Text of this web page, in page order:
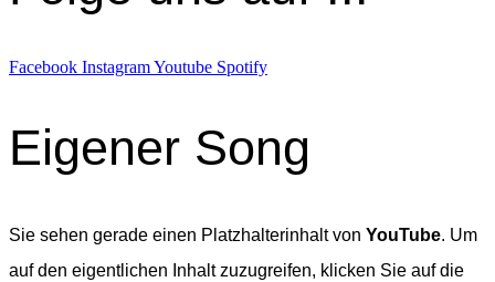
Facebook InstagramYoutube Spotify
Eigener Song
Sie sehen gerade einen Platzhalterinhalt von YouTube. Um
auf den eigentlichen Inhalt zuzugreifen, klicken Sie auf die